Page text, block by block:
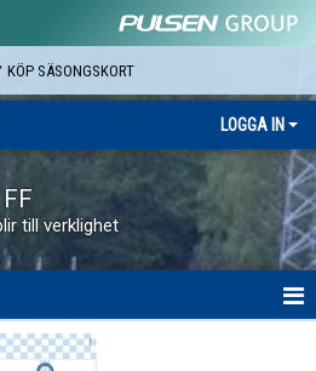
KÖP SÄSONGSKORT
LOGGA IN
till verklighet